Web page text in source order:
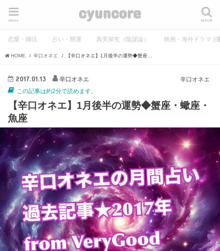
cyuncore search
menu
恋愛・婚活 占い・開運 真実探究（陰謀論） 映画・海外ドラマ・
HOME 辛口オネエ
辛口オネエ
2017.01.13
辛口オネエ
この記事は約2分で読めます。
【辛口オネエ】1月後半の運勢◆蟹座・蠍座・
魚座